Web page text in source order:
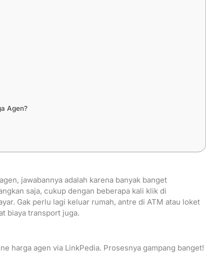
Agen?
jawabannya adalah karena banyak banget
saja, cukup dengan beberapa kali klik di
Gak perlu lagi keluar rumah, antre di ATM atau loket
biaya transport juga.
harga agen via LinkPedia. Prosesnya gampang banget!